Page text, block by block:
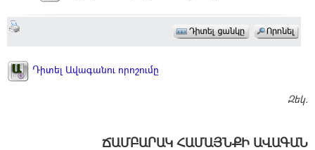
Դիտել Ավագանու որոշումը
Զեկ.
ՃԱՄԲԱՐԱԿ ՀԱՄԱՅՆՔԻ